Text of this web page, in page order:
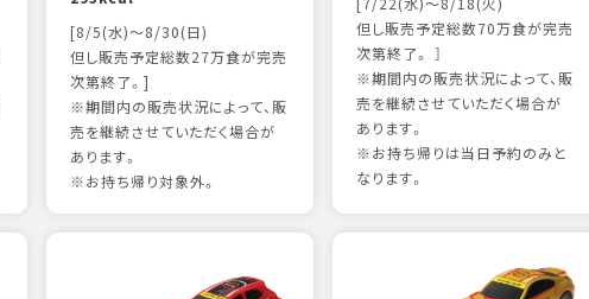
[8/5(水)～8/30(日)
但し販売予定総数27万食が完売
次第終了。]
※期間内の販売状況によって、販
売を継続させていただく場合が
あります。
※お持ち帰り対象外。
但し販売予定総数70万食が完売
次第終了。 ］
※期間内の販売状況によって、販
売を継続させていただく場合が
あります。
※お持ち帰りは当日予約のみと
なります。